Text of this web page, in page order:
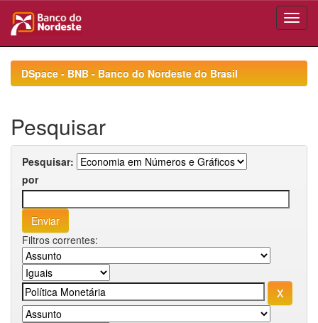
navigationDSpace - BNB - Banco do Nordeste do Brasil
Pesquisar
Pesquisar:
por
Filtros correntes: